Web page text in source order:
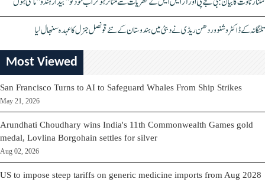
تلنگانہ کے ڈاکٹر وشنو وردھن ریڈی نے دبئی میں ہندوستان کے نئے قونصل جنرل کا عہدہ سنبھال لیا
Most Viewed
San Francisco Turns to AI to Safeguard Whales From Ship Strikes
May 21, 2026
Arundhati Choudhary wins India's 11th Commonwealth Games gold
medal, Lovlina Borgohain settles for silver
Aug 02, 2026
US to impose steep tariffs on generic medicine imports from Aug 2028